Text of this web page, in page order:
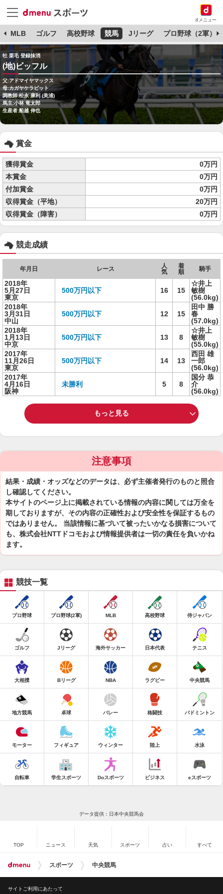
dメニュー
MLB ゴルフ 高校野球 競馬 Jリーグ プロ野球（2軍）
牡 栗毛 登録抹消
(地)ビッフル
父:アドマイヤマックス
母:カガヤケラビット
調教師:松永 康利 (美浦)
馬主:小林 竜太郎
生産者:船越 伸也
賞金
獲得賞金
0万円
本賞金
0万円
付加賞金
0万円
収得賞金（平地）
20万円
収得賞金（障害）
0万円
競走成績
年月日 レース
人
気
着
順
騎手
2018年
5月27日
東京
500万円以下 16 15
☆井上
敏樹
(56.0kg)
2018年
3月31日
中山
500万円以下 12 15
田中 勝
春
(57.0kg)
2018年
1月13日
中京
500万円以下 13 8
☆井上
敏樹
(55.0kg)
2017年
11月26日
東京
500万円以下 14 13
西田 雄
一郎
(56.0kg)
2017年
4月16日
阪神
未勝利 5 8
国分 恭
介
(56.0kg)
もっと見る
注意事項
結果・成績・オッズなどのデータは、必ず主催者発行のものと照合
し確認してください。
本サイトのページ上に掲載されている情報の内容に関しては万全を
期しておりますが、その内容の正確性および安全性を保証するもの
ではありません。 当該情報に基づいて被ったいかなる損害について
も、株式会社NTTドコモおよび情報提供者は一切の責任を負いかね
ます。
競技一覧
プロ野球 プロ野球(2軍) MLB 高校野球 侍ジャパン
ゴルフ Jリーグ 海外サッカー 日本代表 テニス
大相撲 Bリーグ NBA ラグビー 中央競馬
地方競馬 卓球 バレー 格闘技 バドミントン
モーター フィギュア ウィンター 陸上 水泳
自転車 学生スポーツ Doスポーツ ビジネス eスポーツ
データ提供：日本中央競馬会
TOP ニュース 天気 スポーツ 占い すべて
スポーツ 中央競馬
サイトご利用にあたって